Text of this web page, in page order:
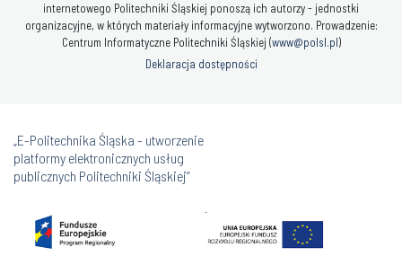
internetowego Politechniki Śląskiej ponoszą ich autorzy - jednostki
organizacyjne, w których materiały informacyjne wytworzono. Prowadzenie:
Centrum Informatyczne Politechniki Śląskiej (www@polsl.pl)
Deklaracja dostępności
„E-Politechnika Śląska - utworzenie
platformy elektronicznych usług
publicznych Politechniki Śląskiej”